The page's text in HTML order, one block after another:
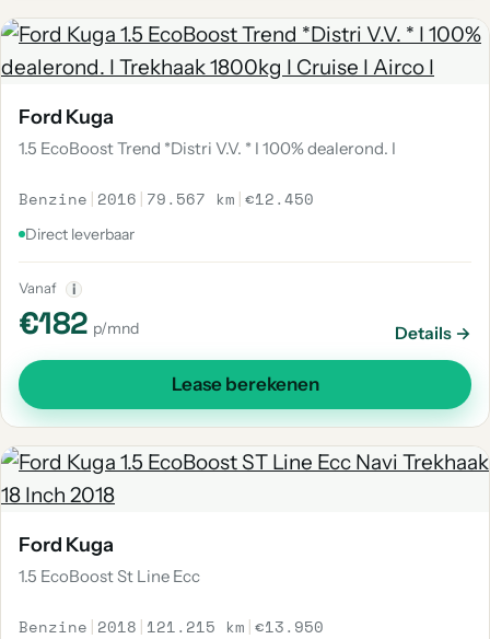
Ford Kuga
1.5 EcoBoost Trend *Distri V.V. * I 100% dealerond. I
Benzine | 2016 | 79.567 km |€12.450
Direct leverbaar
Vanaf i
€182 p/mnd Details →
Lease berekenen
Ford Kuga
1.5 EcoBoost St Line Ecc
Benzine | 2018 | 121.215 km |€13.950